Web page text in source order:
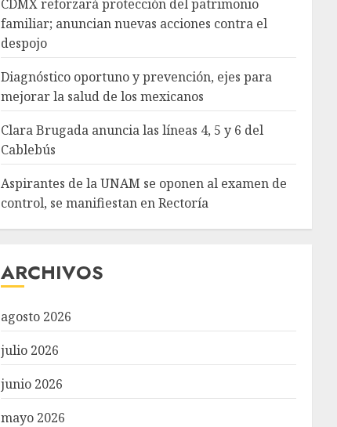
CDMX reforzará protección del patrimonio
familiar; anuncian nuevas acciones contra el
despojo
Diagnóstico oportuno y prevención, ejes para
mejorar la salud de los mexicanos
Clara Brugada anuncia las líneas 4, 5 y 6 del
Cablebús
Aspirantes de la UNAM se oponen al examen de
control, se manifiestan en Rectoría
ARCHIVOS
agosto 2026
julio 2026
junio 2026
mayo 2026